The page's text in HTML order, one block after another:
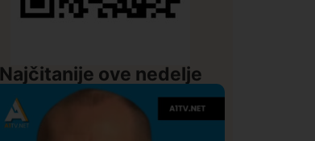
Najčitanije ove nedelje